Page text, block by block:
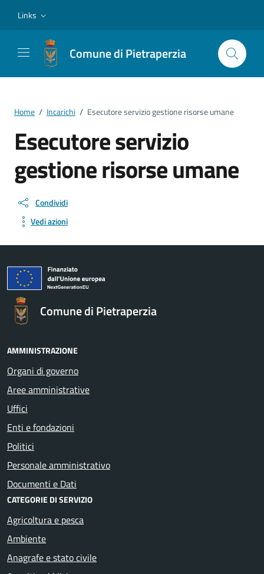
Links
Comune di Pietraperzia
Home / Incarichi / Esecutore servizio gestione risorse umane
Esecutore servizio
gestione risorse umane
Condividi
Vedi azioni
Comune di Pietraperzia
AMMINISTRAZIONE
Organi di governo
Aree amministrative
Uffici
Enti e fondazioni
Politici
Personale amministrativo
Documenti e Dati
CATEGORIE DI SERVIZIO
Agricoltura e pesca
Ambiente
Anagrafe e stato civile